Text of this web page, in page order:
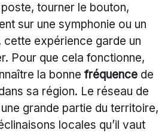
tourner le bouton,
sur une symphonie ou un
cette expérience garde un
Pour que cela fonctionne,
la bonne fréquence de
sa région. Le réseau de
grande partie du territoire,
locales qu’il vaut